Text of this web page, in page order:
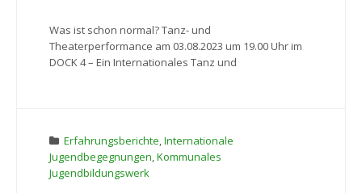
Was ist schon normal? Tanz- und
Theaterperformance am 03.08.2023 um 19.00 Uhr im
DOCK 4 – Ein Internationales Tanz und
Erfahrungsberichte,Internationale
Jugendbegegnungen,Kommunales
Jugendbildungswerk